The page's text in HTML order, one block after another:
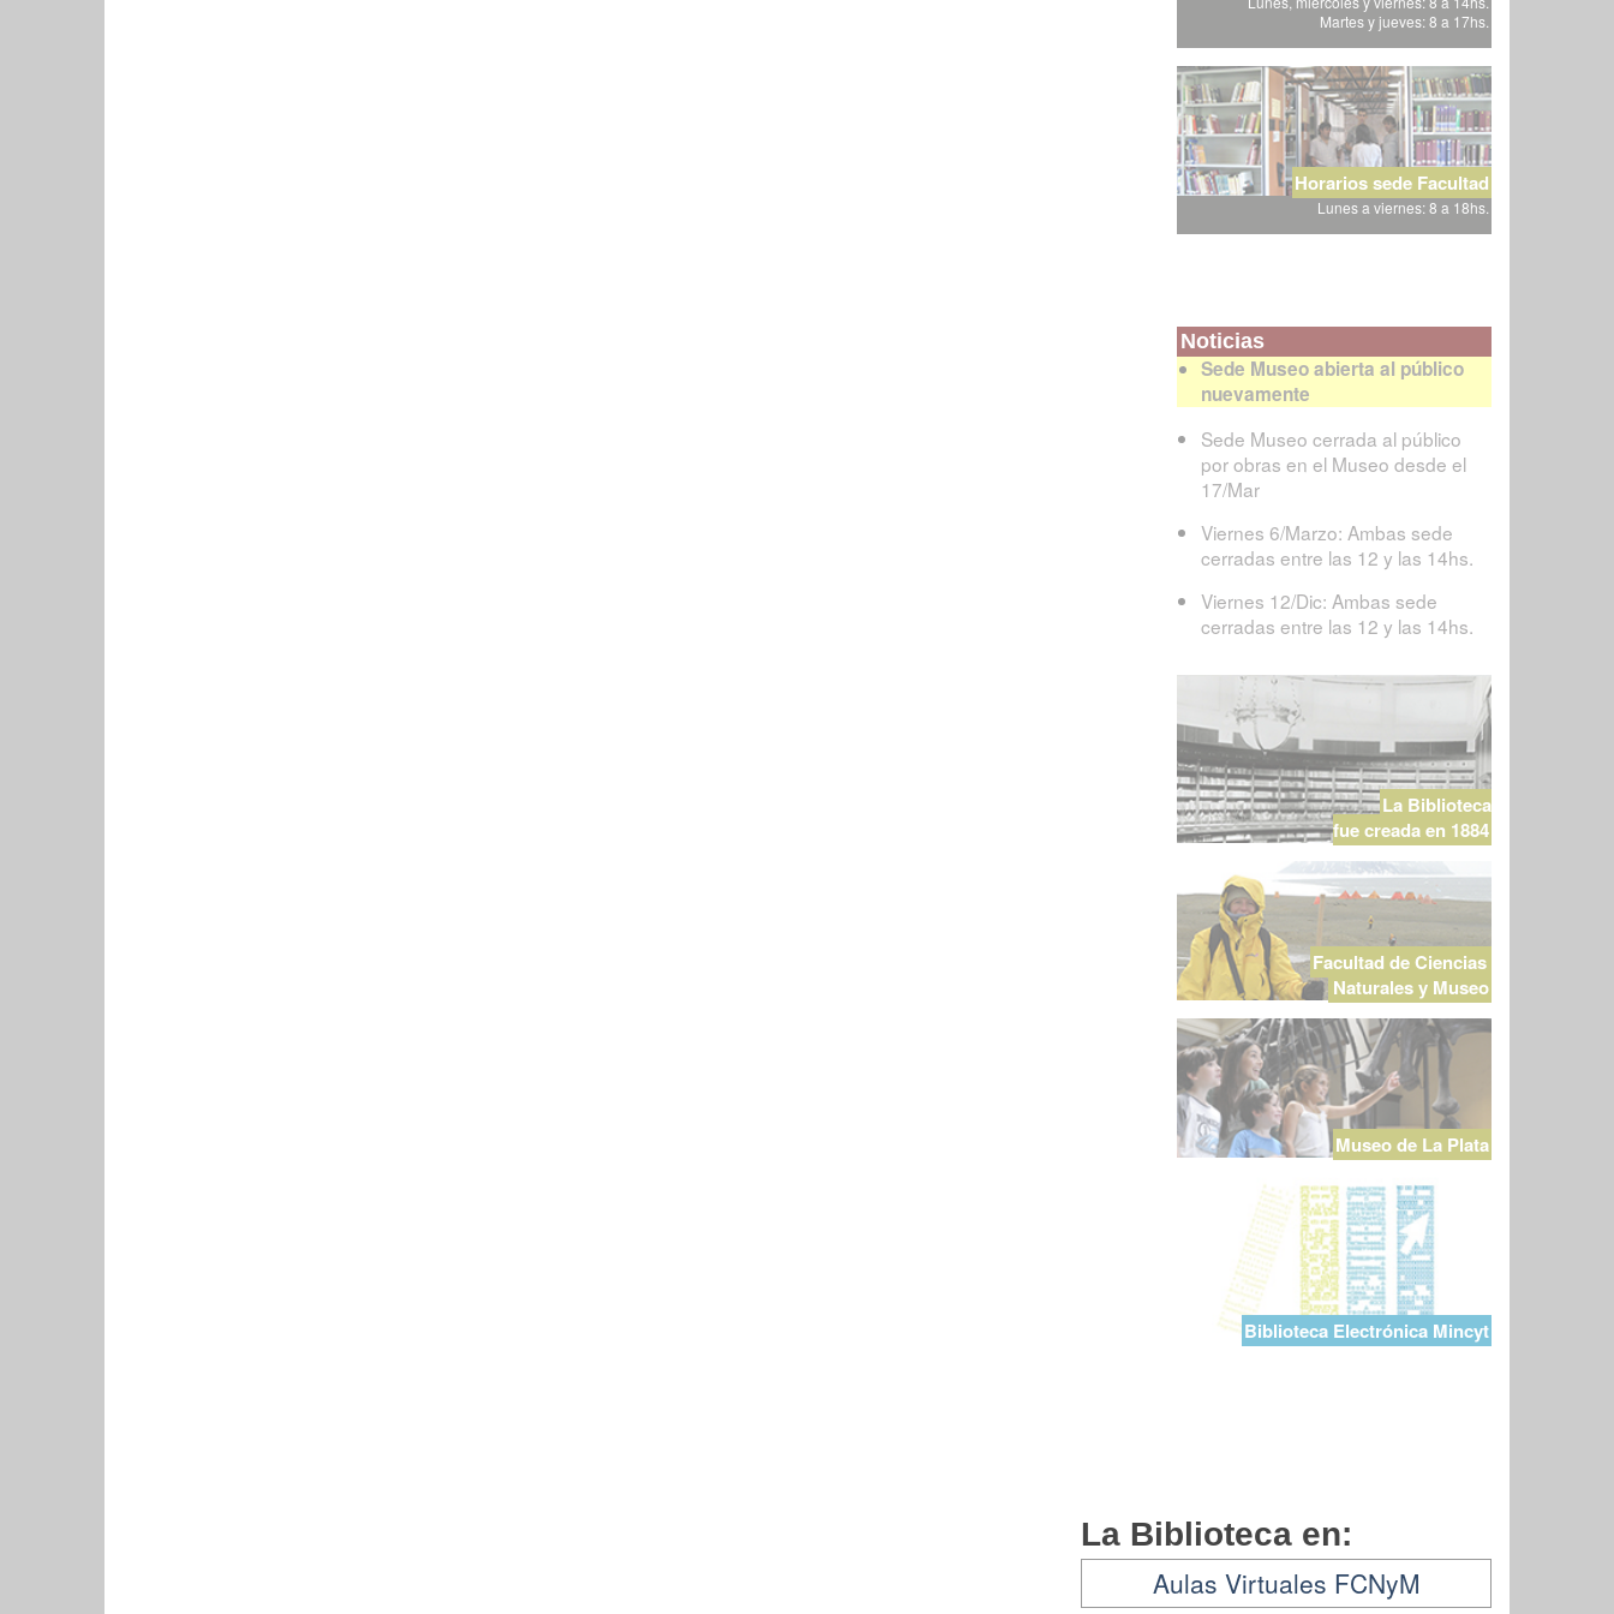
Martes y jueves: 8 a 17hs.
Horarios sede Facultad
Lunes a viernes: 8 a 18hs.
Noticias
Sede Museo abierta al público
nuevamente
Sede Museo cerrada al público
por obras en el Museo desde el
17/Mar
Viernes 6/Marzo: Ambas sede
cerradas entre las 12 y las 14hs.
Viernes 12/Dic: Ambas sede
cerradas entre las 12 y las 14hs.
La Biblioteca
fue creada en 1884
Facultad de Ciencias
Naturales y Museo
Museo de La Plata
Biblioteca Electrónica Mincyt
La Biblioteca en:
Aulas Virtuales FCNyM